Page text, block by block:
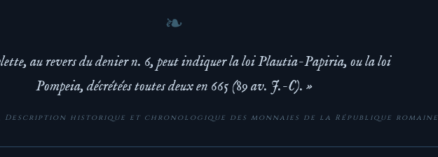
au revers du denier n. 6, peut indiquer la loi Plautia-Papiria, ou la loi
Pompeia, décrétées toutes deux en 665 (89 av. J.-C). »
Description historique et chronologique des monnaies de la République romaine